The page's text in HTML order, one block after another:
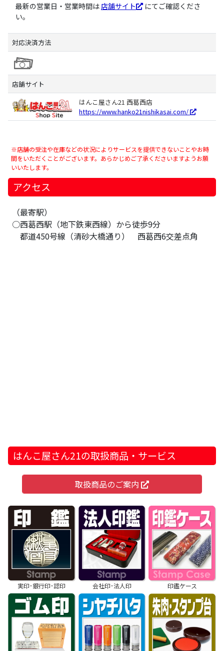
最新の営業日・営業時間は 店舗サイト
にてご確認くださ
い。
対応決済方法
店舗サイト
はんこ屋さん21 西葛西店
https://www.hanko21nishikasai.com/
※店舗の受注や在庫などの状況によりサービスを提供できないことやお時
間をいただくことがございます。あらかじめご了承くださいますようお願
いいたします。
アクセス
（最寄駅）
○西葛西駅（地下鉄東西線）から徒歩9分
都道450号線（清砂大橋通り） 西葛西6交差点角
はんこ屋さん21の取扱商品・サービス
取扱商品のご案内
実印･銀行印･認印 会社印･法人印 印鑑ケース